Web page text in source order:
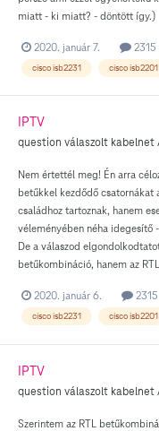
miatt - ki miatt? - döntött így.)
2020. január 7. 2315
cisco isb2231 cisco isb2201
IPTV
question válaszolt kabelnet
Nem értettél meg! Én arra
betűkkel kezdődő csatornákat
családhoz tartoznak, hanem
véleményében néha idegesítő
De a válaszod
betűkombináció, hanem az
2020. január 6.
cisco isb2231 cisco isb2201
IPTV
question válaszolt kabelnet
Szerintem az RTL